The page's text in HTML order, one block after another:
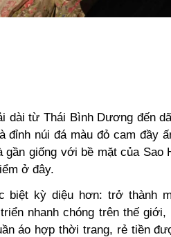
dài từ Thái Bình Dương đến
đỉnh núiđá màu đỏ cam đầy
giống với bề mặt của Sao
ở đây.
biệt kỳ diệu hơn: trở thành
nhanh chóng trên thế giới,
áo hợp thời trang, rẻ tiền